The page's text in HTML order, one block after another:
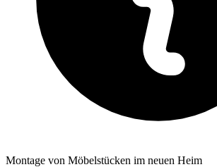
Montage von Möbelstücken im neuen Heim